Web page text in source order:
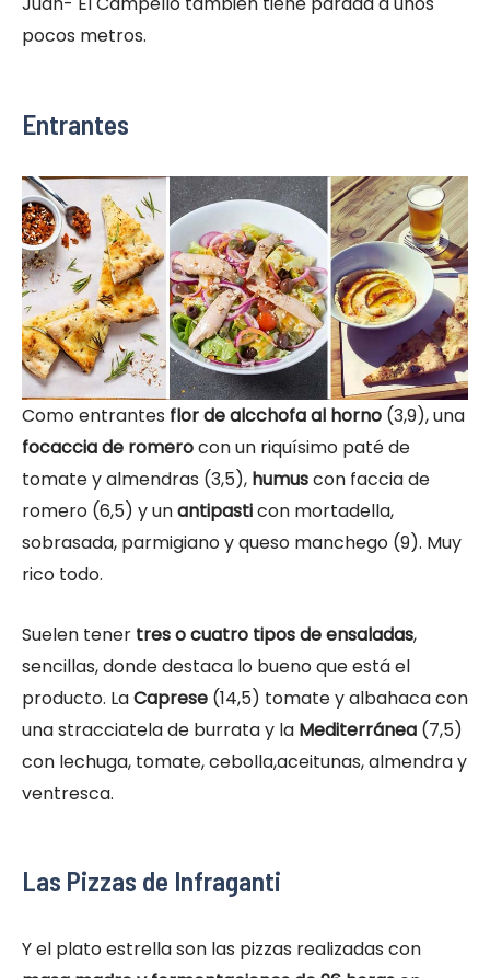
pocos metros.
Entrantes
Como entrantes flor de alcchofa al horno (3,9), una
focaccia de romerocon un riquísimo paté de
tomate y almendras (3,5), humuscon faccia de
romero (6,5) y unantipasticon mortadella,
sobrasada, parmigiano y queso manchego (9). Muy
rico todo.
Suelen tener tres o cuatro tipos de ensaladas,
sencillas, donde destaca lo bueno que está el
producto. LaCaprese (14,5) tomate y albahaca con
una stracciatela de burrata y la Mediterránea (7,5)
con lechuga, tomate, cebolla,aceitunas, almendra y
ventresca.
Las Pizzas de Infraganti
Y el plato estrella son las pizzas realizadas con